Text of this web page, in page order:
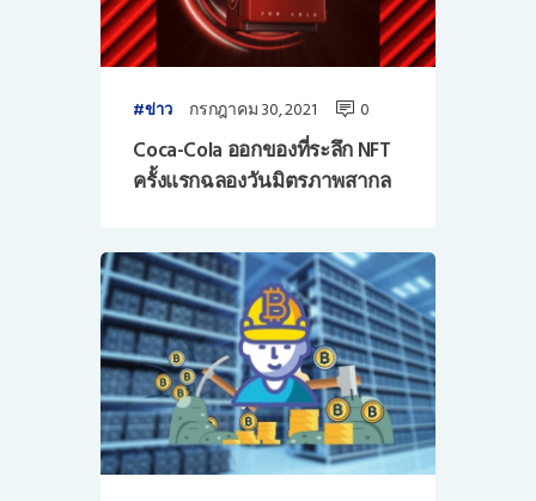
ข่าว กรกฎาคม 30, 2021 0
Coca-Cola ออกของที่ระลึก NFT
ครั้งแรกฉลองวันมิตรภาพสากล